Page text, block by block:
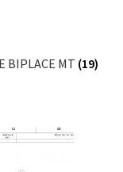
BIPLACE MT (19)